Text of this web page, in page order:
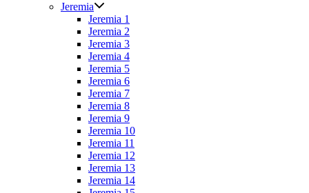
Jeremia
Jeremia 1
Jeremia 2
Jeremia 3
Jeremia 4
Jeremia 5
Jeremia 6
Jeremia 7
Jeremia 8
Jeremia 9
Jeremia 10
Jeremia 11
Jeremia 12
Jeremia 13
Jeremia 14